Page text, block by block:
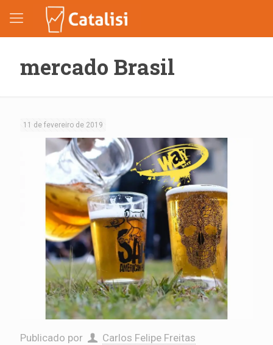
mercado Brasil
11 de fevereiro de 2019
Publicado por Carlos Felipe Freitas